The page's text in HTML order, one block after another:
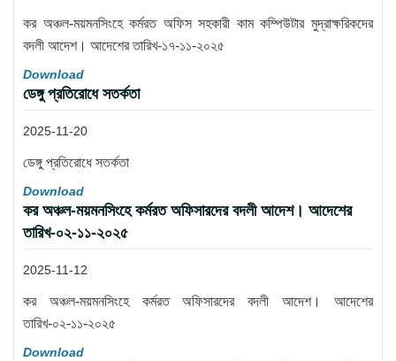
কর অঞ্চল-ময়মনসিংহে কর্মরত অফিস সহকারী কাম কম্পিউটার মুদ্রাক্ষরিকদের
বদলী আদেশ। আদেশের তারিখ-১৭-১১-২০২৫
Download
ডেঙ্গু প্রতিরোধে সতর্কতা
2025-11-20
ডেঙ্গু প্রতিরোধে সতর্কতা
Download
কর অঞ্চল-ময়মনসিংহে কর্মরত অফিসারদের বদলী আদেশ। আদেশের
তারিখ-০২-১১-২০২৫
2025-11-12
কর অঞ্চল-ময়মনসিংহে কর্মরত অফিসারদের বদলী আদেশ। আদেশের
তারিখ-০২-১১-২০২৫
Download